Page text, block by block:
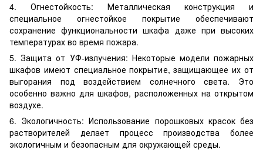
4. Огнестойкость: Металлическая конструкция и
специальное огнестойкое покрытие обеспечивают
сохранение функциональности шкафа даже при высоких
температурах во время пожара.
5. Защита от УФ-излучения: Некоторые модели пожарных
шкафов имеют специальное покрытие, защищающее их от
выгорания под воздействием солнечного света. Это
особенно важно для шкафов, расположенных на открытом
воздухе.
6. Экологичность: Использование порошковых красок без
растворителей делает процесс производства более
экологичным и безопасным для окружающей среды.